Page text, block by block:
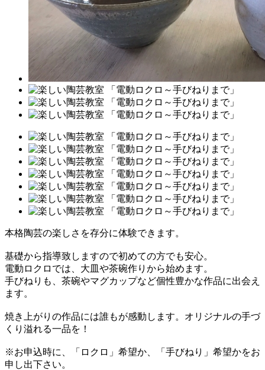
本格陶芸の楽しさを存分に体験できます。
基礎から指導致しますので初めての方でも安心。
電動ロクロでは、大皿や茶碗作りから始めます。
手びねりも、茶碗やマグカップなど個性豊かな作品に出会え
ます。
焼き上がりの作品には誰もが感動します。オリジナルの手づ
くり溢れる一品を！
※お申込時に、「ロクロ」希望か、「手びねり」希望かをお
申し出下さい。